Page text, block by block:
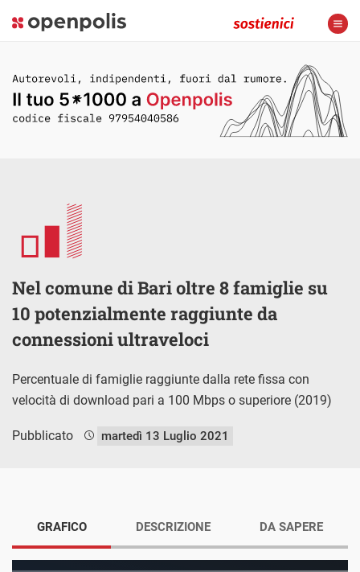
Nel comune di Bari oltre 8 famiglie su
10 potenzialmente raggiunte da
connessioni ultraveloci
Percentuale di famiglie raggiunte dalla rete fissa con
velocità di download pari a 100 Mbps o superiore (2019)
Pubblicato martedì 13 Luglio 2021
GRAFICO DESCRIZIONE DA SAPERE